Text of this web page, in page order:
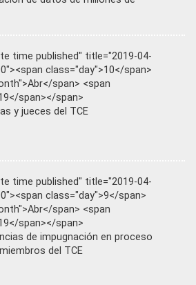
time published" title="2019-04-
class="day">10</span>
span> <span
span></span>
y jueces del TCE
time published" title="2019-04-
class="day">9</span>
span> <span
span></span>
de impugnación en proceso
del TCE